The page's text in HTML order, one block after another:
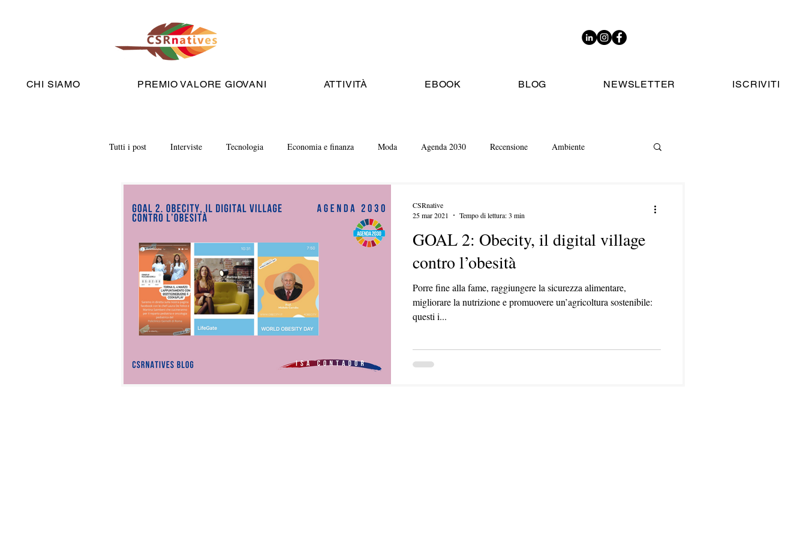
CHI SIAMO PREMIO VALORE GIOVANI ATTIVITÀ EBOOK BLOG NEWSLETTER ISCRIVITI
Tutti i post Interviste Tecnologia Economia e finanza Moda Agenda 2030 Recensione Ambiente
GOAL 2: Obecity, il digital village
contro l’obesità
Porre fine alla fame, raggiungere la sicurezza alimentare,
migliorare la nutrizione e promuovere un’agricoltura sostenibile:
questi i...
CSRnative
25 mar 2021
Tempo di lettura: 3 min